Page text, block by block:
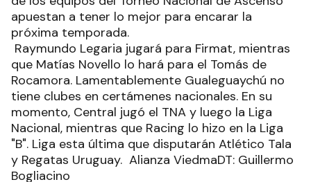
apuestan a tener lo mejor para encarar la
próxima temporada.
Raymundo Legaria jugará para Firmat, mientras
que Matías Novello lo hará para el Tomás de
Rocamora. Lamentablemente Gualeguaychú no
tiene clubes en certámenes nacionales. En su
momento, Central jugó el TNA y luego la Liga
Nacional, mientras que Racing lo hizo en la Liga
"B". Liga esta última que disputarán Atlético Tala
y Regatas Uruguay. Alianza ViedmaDT: Guillermo
Bogliacino